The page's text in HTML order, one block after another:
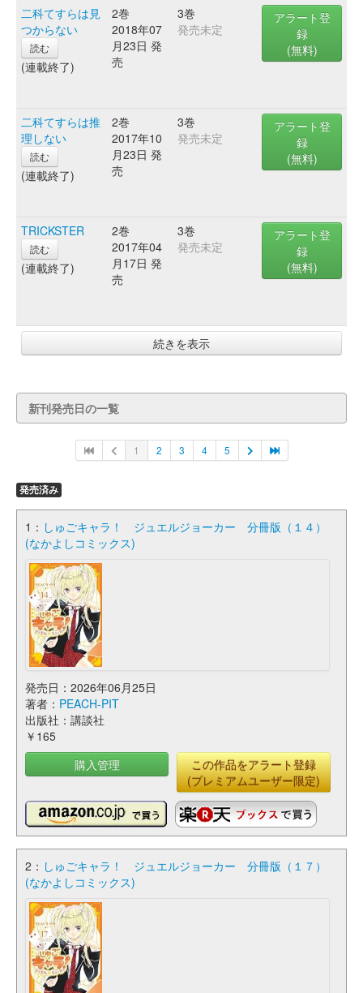
二科てすらは見
つからない
読む
(連載終了)
2巻
2018年07
月23日 発
売
3巻
発売未定
アラート登
録
(無料)
二科てすらは推
理しない
読む
(連載終了)
2巻
2017年10
月23日 発
売
3巻
発売未定
アラート登
録
(無料)
TRICKSTER
読む
(連載終了)
2巻
2017年04
月17日 発
売
3巻
発売未定
アラート登
録
(無料)
続きを表示
新刊発売日の一覧
1 2 3 4 5
発売済み
1： しゅごキャラ！ ジュエルジョーカー 分冊版（１４）
(なかよしコミックス)
発売日：2026年06月25日
著者： PEACH-PIT
出版社：講談社
￥165
購入管理
この作品をアラート登録
(プレミアムユーザー限定)
2： しゅごキャラ！ ジュエルジョーカー 分冊版（１７）
(なかよしコミックス)